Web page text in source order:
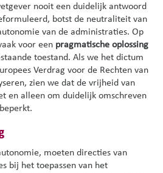
nooit een duidelijk antwoord
botst de neutraliteit van
van de administraties. Op
voor een pragmatische oplossing
toestand. Als we het dictum
Verdrag voor de Rechten van
zien we dat de vrijheid van
en alleen om duidelijk omschreven
moeten directies van
bij het toepassen van het